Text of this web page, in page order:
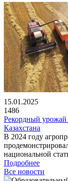
15.01.2025
1486
Рекордный урожай
Казахстана
В 2024 году
национальной
Подробнее
Все новости